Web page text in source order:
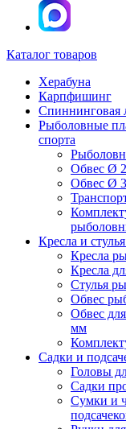
Каталог товаров
Херабуна
Карпфишинг
Спиннинговая
Рыболовные
спорта
Обвес Ø
Обвес Ø
Кресла и
Кресла
Кресла
Стулья
Обвес
Обвес
мм
Садки и
Головы
Садки
Сумки и